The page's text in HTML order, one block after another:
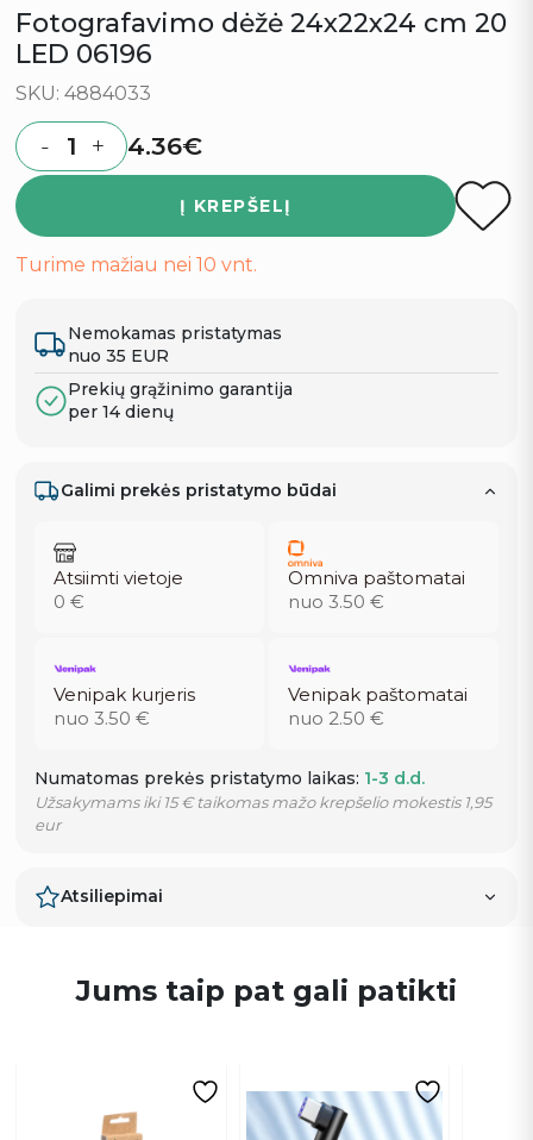
Fotografavimo dėžė 24x22x24 cm 20
LED 06196
SKU: 4884033
Quantity
- + 4.36€
Į KREPŠELĮ
Turime mažiau nei 10 vnt.
Nemokamas pristatymas
nuo 35 EUR
Prekių grąžinimo garantija
per 14 dienų
Galimi prekės pristatymo būdai
Atsiimti vietoje
0 €
Omniva paštomatai
nuo 3.50 €
Venipak kurjeris
nuo 3.50 €
Venipak paštomatai
nuo 2.50 €
Numatomas prekės pristatymo laikas: 1-3 d.d.
Užsakymams iki 15 € taikomas mažo krepšelio mokestis 1,95
eur
Atsiliepimai
Jums taip pat gali patikti